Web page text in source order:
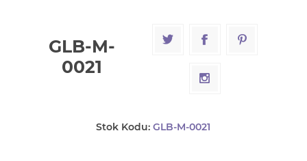
GLB-M-
0021
Stok Kodu: GLB-M-0021